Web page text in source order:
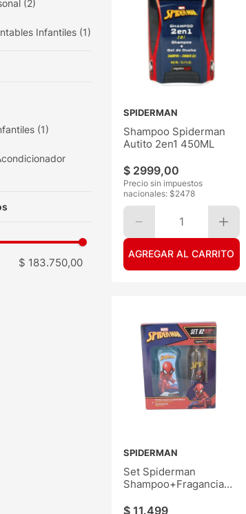
(2)
Infantiles (1)
(1)
$ 183.750,00
SPIDERMAN
Shampoo Spiderman
Autito 2en1 450ML
$ 2999,00
Precio sin impuestos
nacionales: $2478
1
AGREGAR AL CARRITO
SPIDERMAN
Set Spiderman
Shampoo+Fragancia
$ 11.499